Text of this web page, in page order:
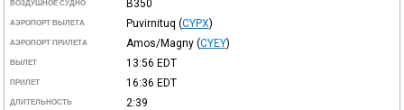
ВОЗДУШНОЕ СУДНО B350
АЭРОПОРТ ВЫЛЕТА Puvirnituq (CYPX)
АЭРОПОРТ ПРИЛЕТА Amos/Magny (CYEY)
ВЫЛЕТ 13:56 EDT
ПРИЛЕТ 16:36 EDT
ДЛИТЕЛЬНОСТЬ 2:39